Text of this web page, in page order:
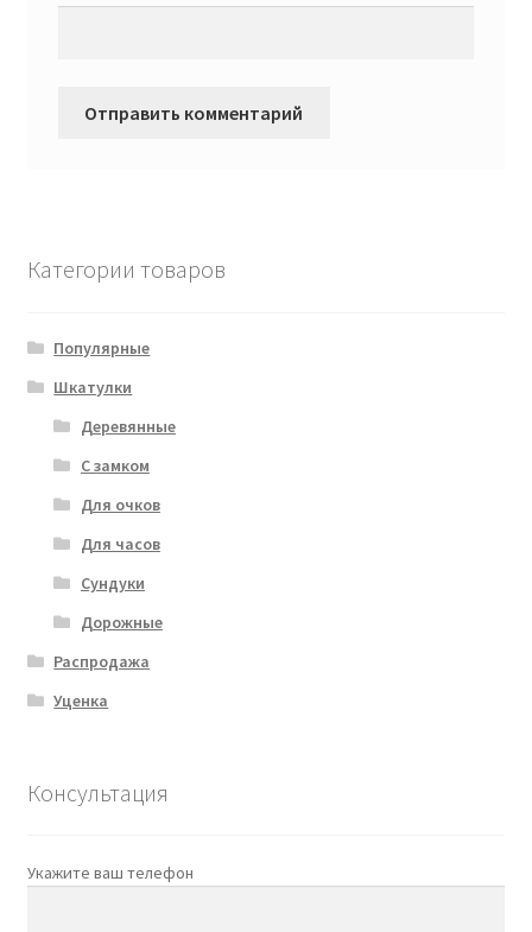
Категории товаров
Популярные
Шкатулки
Деревянные
С замком
Для очков
Для часов
Сундуки
Дорожные
Распродажа
Уценка
Консультация
Укажите ваш телефон